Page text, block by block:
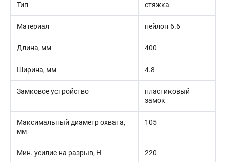
Тип стяжка
Материал нейлон 6.6
Длина, мм 400
Ширина, мм 4.8
Замковое устройство
пластиковый
замок
Максимальный диаметр охвата,
мм
105
Мин. усилие на разрыв, Н 220